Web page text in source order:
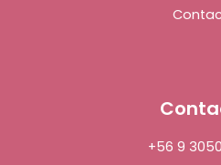
+56 9